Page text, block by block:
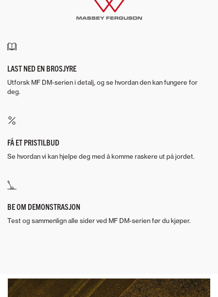
LAST NED EN BROSJYRE
Utforsk MF DM-serien i detalj, og se hvordan den kan fungere for
deg.
FÅ ET PRISTILBUD
Se hvordan vi kan hjelpe deg med å komme raskere ut på jordet.
BE OM DEMONSTRASJON
Test og sammenlign alle sider ved MF DM-serien før du kjøper.